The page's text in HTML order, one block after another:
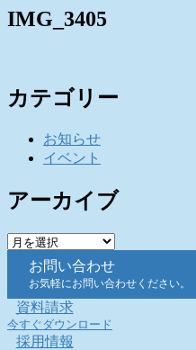
IMG_3405
カテゴリー
お知らせ
イベント
アーカイブ
ア
イ
ブ
お問い合わせ
お気軽にお問い合わせください。
資料請求
今すぐダウンロード
採用情報